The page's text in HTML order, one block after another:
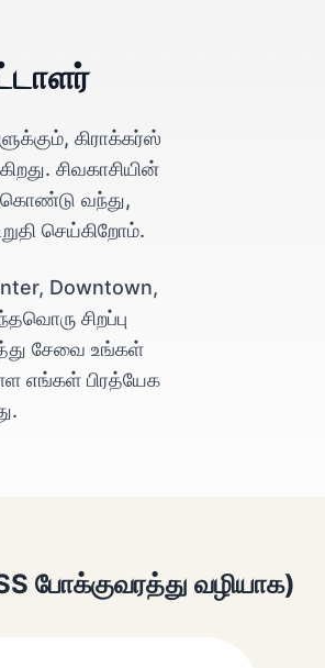
கிராக்கர்ஸ்
சிவகாசியின்
கொண்டு வந்து,
செய்கிறோம்.
Downtown,
சிறப்பு
சேவை உங்கள்
எங்கள் பிரத்யேக
போக்குவரத்து வழியாக)